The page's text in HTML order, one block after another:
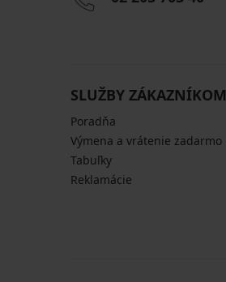
SLUŽBY ZÁKAZNÍKOM
Poradňa
Výmena a vrátenie zadarmo
Tabuľky
Reklamácie